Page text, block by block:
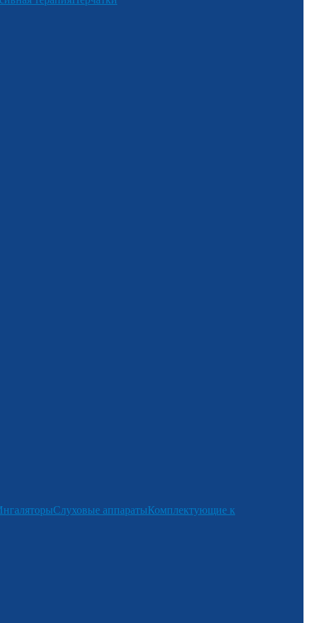
Слуховые аппаратыКомплектующие к